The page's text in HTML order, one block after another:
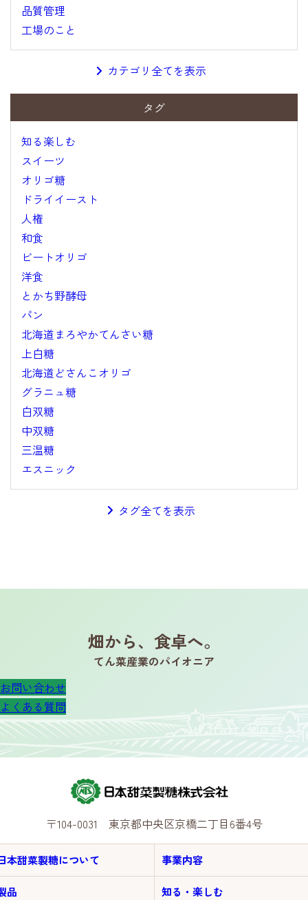
品質管理
工場のこと
カテゴリ全てを表示
タグ
知る楽しむ
スイーツ
オリゴ糖
ドライイースト
人権
和食
ビートオリゴ
洋食
とかち野酵母
パン
北海道まろやかてんさい糖
上白糖
北海道どさんこオリゴ
グラニュ糖
白双糖
中双糖
三温糖
エスニック
タグ全てを表示
畑から、食卓へ。
てん菜産業のパイオニア
お問い合わせ
よくある質問
〒104-0031 東京都中央区京橋二丁目6番4号
本甜菜製糖について 事業内容
品 知る・楽しむ